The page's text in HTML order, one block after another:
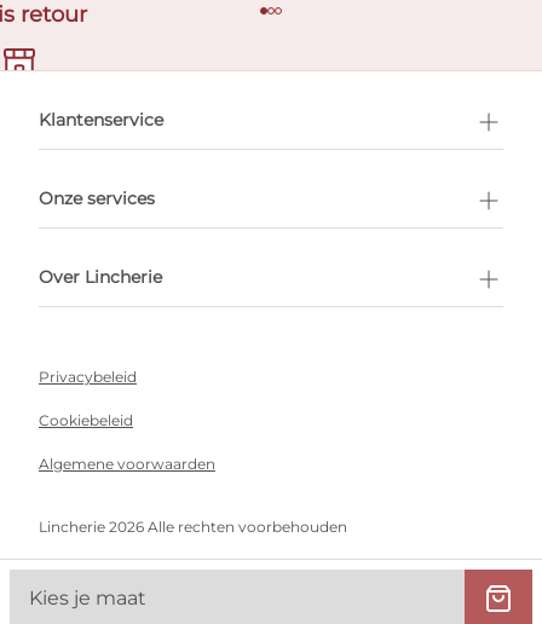
Kies je maat
retour
afspraak
Klantenservice
Onze services
Over Lincherie
Privacybeleid
Cookiebeleid
Algemene voorwaarden
Lincherie 2026 Alle rechten voorbehouden